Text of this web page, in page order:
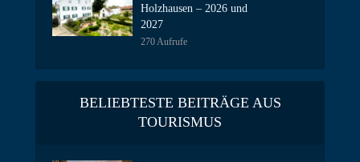
Holzhausen – 2026 und
2027
270 Aufrufe
BELIEBTESTE BEITRÄGE AUS
TOURISMUS